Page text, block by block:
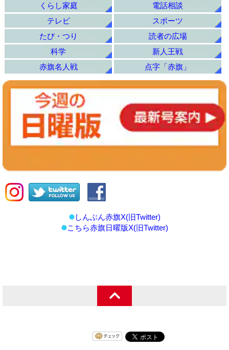
くらし家庭
電話相談
テレビ
スポーツ
たび・つり
読者の広場
科学
新人王戦
赤旗名人戦
点字「赤旗」
しんぶん赤旗X(旧Twitter)
こちら赤旗日曜版X(旧Twitter)